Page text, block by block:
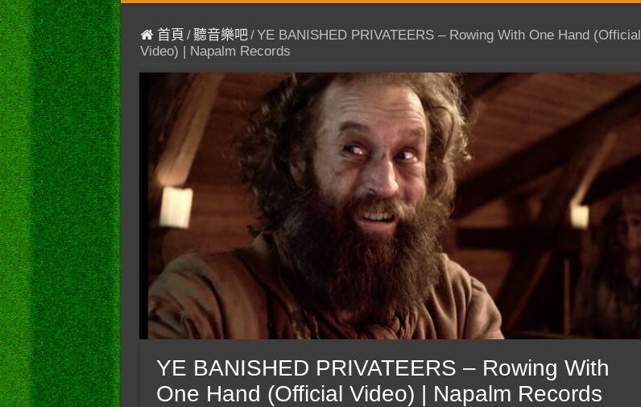
首頁 /聽音樂吧/YE BANISHED PRIVATEERS – Rowing With One Hand (Official
Video) | Napalm Records
YE BANISHED PRIVATEERS – Rowing With
One Hand (Official Video) | Napalm Records